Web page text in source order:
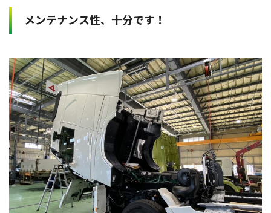
メンテナンス性、十分です！